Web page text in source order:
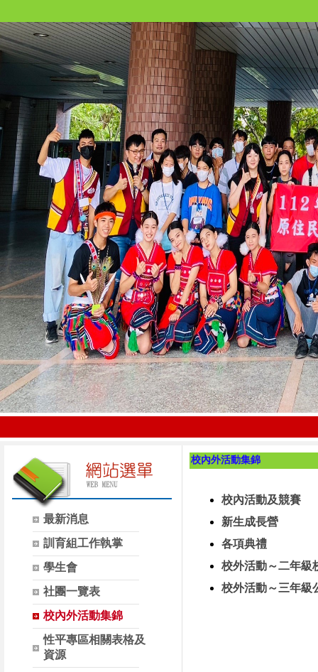
最新消息
訓育組工作執掌
學生會
社團一覽表
校內外活動集錦
性平專區相關表格及
資源
校內外活動集錦
校內活動及競賽
新生成長營
各項典禮
校外活動～二年級
校外活動～三年級